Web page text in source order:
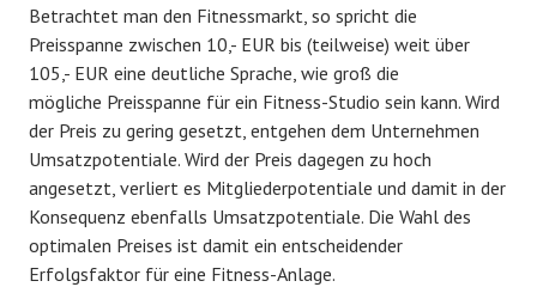
Betrachtet man den Fitnessmarkt, so spricht die
Preisspanne zwischen 10,- EUR bis (teilweise) weit über
105,- EUR eine deutliche Sprache, wie groß die
mögliche Preisspanne für ein Fitness-Studio sein kann. Wird
der Preis zu gering gesetzt, entgehen dem Unternehmen
Umsatzpotentiale. Wird der Preis dagegen zu hoch
angesetzt, verliert es Mitgliederpotentiale und damit in der
Konsequenz ebenfalls Umsatzpotentiale. Die Wahl des
optimalen Preises ist damit ein entscheidender
Erfolgsfaktor für eine Fitness-Anlage.